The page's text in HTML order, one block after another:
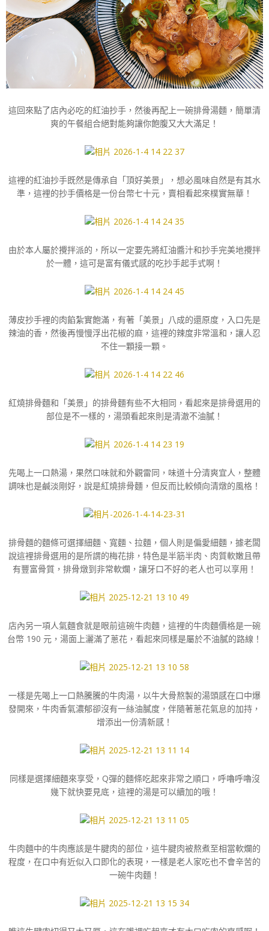
這回來點了店內必吃的紅油抄手，然後再配上一碗排骨湯麵，簡單清
爽的午餐組合絕對能夠讓你飽腹又大大滿足！
這裡的紅油抄手既然是傳承自「頂好美景」，想必風味自然是有其水
準，這裡的抄手價格是一份台幣七十元，賣相看起來樸實無華！
由於本人屬於攪拌派的，所以一定要先將紅油醬汁和抄手完美地攪拌
於一體，這可是富有儀式感的吃抄手起手式啊！
薄皮抄手裡的肉餡紮實飽滿，有著「美景」八成的還原度，入口先是
辣油的香，然後再慢慢浮出花椒的麻，這裡的辣度非常溫和，讓人忍
不住一顆接一顆。
紅燒排骨麵和「美景」的排骨麵有些不大相同，看起來是排骨選用的
部位是不一樣的，湯頭看起來則是清澈不油膩！
先喝上一口熱湯，果然口味就和外觀雷同，味道十分清爽宜人，整體
調味也是鹹淡剛好，說是紅燒排骨麵，但反而比較傾向清燉的風格！
排骨麵的麵條可選擇細麵、寬麵、拉麵，個人則是偏愛細麵，據老闆
說這裡排骨選用的是所謂的梅花排，特色是半筋半肉、肉質軟嫩且帶
有豐富骨質，排骨燉到非常軟爛，讓牙口不好的老人也可以享用！
店內另一項人氣麵食就是眼前這碗牛肉麵，這裡的牛肉麵價格是一碗
台幣 190 元，湯面上灑滿了蔥花，看起來同樣是屬於不油膩的路線！
一樣是先喝上一口熱騰騰的牛肉湯，以牛大骨熬製的湯頭感在口中爆
發開來，牛肉香氣濃郁卻沒有一絲油膩度，伴隨著蔥花氣息的加持，
增添出一份清新感！
同樣是選擇細麵來享受，Q彈的麵條吃起來非常之順口，呼嚕呼嚕沒
幾下就快要見底，這裡的湯是可以續加的哦！
牛肉麵中的牛肉應該是牛腱肉的部位，這牛腱肉被熬煮至相當軟爛的
程度，在口中有近似入口即化的表現，一樣是老人家吃也不會辛苦的
一碗牛肉麵！